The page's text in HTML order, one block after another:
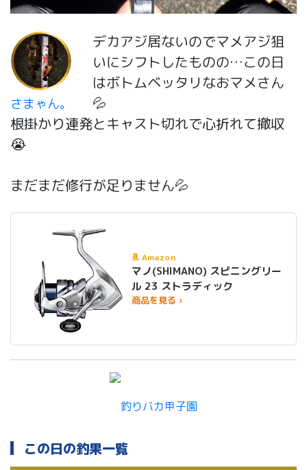
さまゃん。
デカアジ居ないのでマメアジ狙
いにシフトしたものの…この日
はボトムベッタリなおマメさん
💦
根掛かり連発とキャスト切れで心折れて撤収
😭
まだまだ修行が足りません💦
Amazon
マノ(SHIMANO) スピニングリー
ル 23 ストラディック
商品を見る ›
この日の釣果一覧